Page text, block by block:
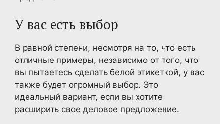
У вас есть выбор
В равной степени, несмотря на то, что есть
отличные примеры, независимо от того, что
вы пытаетесь сделать белой этикеткой, у вас
также будет огромный выбор. Это
идеальный вариант, если вы хотите
расширить свое деловое предложение.